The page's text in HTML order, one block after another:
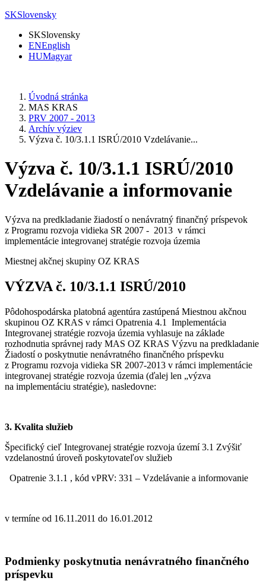
SKSlovensky
SKSlovensky
ENEnglish
HUMagyar
Úvodná stránka
MAS KRAS
PRV 2007 - 2013
Archív výziev
Výzva č. 10/3.1.1 ISRÚ/2010 Vzdelávanie...
Výzva č. 10/3.1.1 ISRÚ/2010
Vzdelávanie a informovanie
Výzva na predkladanie žiadostí o nenávratný finančný príspevok
z Programu rozvoja vidieka SR 2007 - 2013 v rámci
implementácie integrovanej stratégie rozvoja územia
Miestnej akčnej skupiny OZ KRAS
VÝZVA č. 10/3.1.1 ISRÚ/2010
Pôdohospodárska platobná agentúra zastúpená Miestnou akčnou
skupinou OZ KRAS v rámci Opatrenia 4.1 Implementácia
Integrovanej stratégie rozvoja územia vyhlasuje na základe
rozhodnutia správnej rady MAS OZ KRAS Výzvu na predkladanie
Žiadostí o poskytnutie nenávratného finančného príspevku
z Programu rozvoja vidieka SR 2007-2013 v rámci implementácie
integrovanej stratégie rozvoja územia (ďalej len „výzva
na implementáciu stratégie), nasledovne:
3. Kvalita služieb
Špecifický cieľ Integrovanej stratégie rozvoja území 3.1 Zvýšiť
vzdelanostnú úroveň poskytovateľov služieb
Opatrenie 3.1.1 , kód vPRV: 331 – Vzdelávanie a informovanie
v termíne od 16.11.2011 do 16.01.2012
Podmienky poskytnutia nenávratného finančného
príspevku